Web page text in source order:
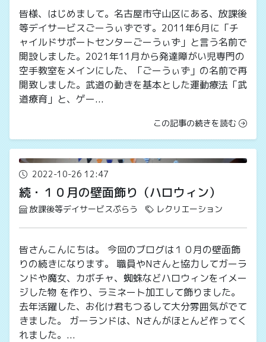
皆様、はじめまして。名古屋市守山区にある、放課後
等デイサービスごーうぃずです。2011年6月に「チ
ャイルドサポートセンターごーうぃず」と言う名前で
開設しました。2021年11月から発達障がい児専門の
空手教室をメインにした、「ごーうぃず」の名前で再
開致しました。武道の動きを基本とした運動療法「武
道療育」と、ゲー...
この記事の続きを読む
2022-10-26 12:47
続・１０月の壁面飾り（ハロウィン）
放課後等デイサービスぷらう レクリエーション
皆さんこんにちは。 今回のブログは１０月の壁面飾
りの続きになります。 職員やNさんと協力してガーラ
ンドや魔女、カボチャ、蜘蛛などハロウィンをイメー
ジした物 を作り、ラミネート加工して飾りました。
去年活躍した、お化け君もつるして大分雰囲気がでて
きました。 ガーランドは、Nさんがほとんど作ってく
れました。...